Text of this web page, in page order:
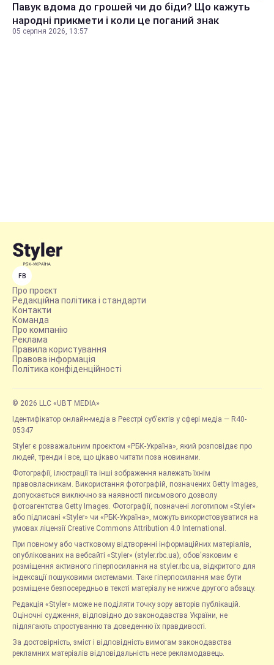
Павук вдома до грошей чи до біди? Що кажуть
народні прикмети і коли це поганий знак
05 серпня 2026, 13:57
FB
Про проєкт
Редакційна політика і стандарти
Контакти
Команда
Про компанію
Реклама
Правила користування
Правова інформація
Політика конфіденційності
© 2026 LLC «UBT MEDIA»
Ідентифікатор онлайн-медіа в Реєстрі суб’єктів у сфері медіа — R40-
05347
Styler є розважальним проєктом «РБК-Україна», який розповідає про
людей, тренди і все, що цікаво читати поза новинами.
Фотографії, ілюстрації та інші зображення належать їхнім
правовласникам. Використання фотографій, позначених Getty Images,
допускається виключно за наявності письмового дозволу
фотоагентства Getty Images. Фотографії, позначені логотипом «Styler»
або підписані «Styler» чи «РБК-Україна», можуть використовуватися на
умовах ліцензії Creative Commons Attribution 4.0 International.
При повному або частковому відтворенні інформаційних матеріалів,
опублікованих на вебсайті «Styler» (styler.rbc.ua), обов'язковим є
розміщення активного гіперпосилання на styler.rbc.ua, відкритого для
індексації пошуковими системами. Таке гіперпосилання має бути
розміщене безпосередньо в тексті матеріалу не нижче другого абзацу.
Редакція «Styler» може не поділяти точку зору авторів публікацій.
Оціночні судження, відповідно до законодавства України, не
підлягають спростуванню та доведенню їх правдивості.
За достовірність, зміст і відповідність вимогам законодавства
рекламних матеріалів відповідальність несе рекламодавець.